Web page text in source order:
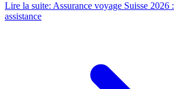
Lire la suite: Assurance voyage Suisse 2026
assistance